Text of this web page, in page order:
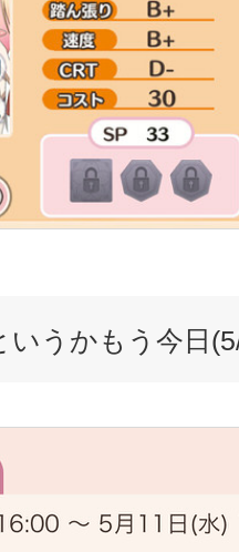
うかもう今日